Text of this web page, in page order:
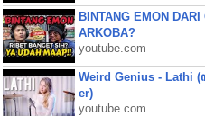
BINTANG EMON
ARKOBA?
youtube.com
Weird Genius - Lathi
er)
youtube.com